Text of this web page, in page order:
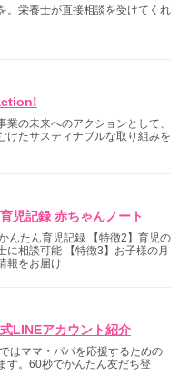
。栄養士が直接相談を受けてくれ
業の未来へのアクションとして、
けたサスティナブルな取り組みを
児記録 赤ちゃんノート
んたん育児記録 【特徴2】育児の
に相談可能 【特徴3】お子様の月
報をお届け
LINEアカウント紹介
はママ・パパを応援するための
す。60秒でかんたん友だち登